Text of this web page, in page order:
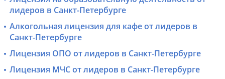
лидеров в Санкт-Петербурге
Алкогольная лицензия для кафе от лидеров в
Санкт-Петербурге
Лицензия ОПО от лидеров в Санкт-Петербурге
Лицензия МЧС от лидеров в Санкт-Петербурге